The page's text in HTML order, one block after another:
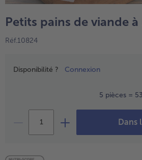
TousUstensiles de cuisine
Tousbofrost*free
Tousbofrost*plus.
Alternatives végétale
Petits pains de viande
Réf.10824
Prix
Disponibilité ? Connexion
5 pièces =
Dans